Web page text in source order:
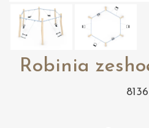
Robinia
8136